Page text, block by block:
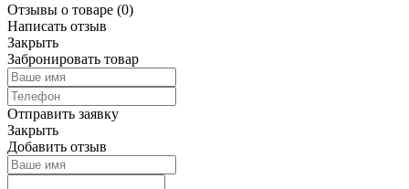
Отзывы о товаре (0)
Написать отзыв
Закрыть
Забронировать товар
Отправить заявку
Закрыть
Добавить отзыв